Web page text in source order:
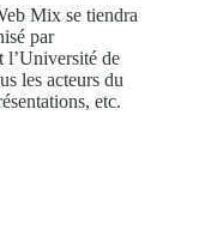
Mix se tiendra
par
l’Université de
les acteurs du
etc.